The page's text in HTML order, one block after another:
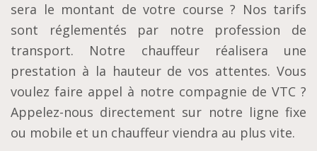
sera le montant de votre course ? Nos tarifs
sont réglementés par notre profession de
transport. Notre chauffeur réalisera une
prestation à la hauteur de vos attentes. Vous
voulez faire appel à notre compagnie de VTC ?
Appelez-nous directement sur notre ligne fixe
ou mobile et un chauffeur viendra au plus vite.